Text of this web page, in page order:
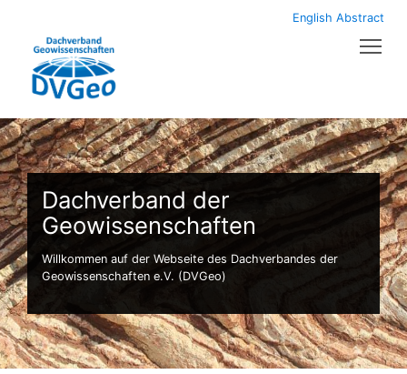
English Abstract
Dachverband der
Geowissenschaften
Willkommen auf der Webseite des Dachverbandes der
Geowissenschaften e.V. (DVGeo)